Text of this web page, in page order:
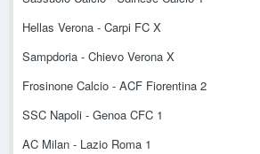
Hellas Verona - Carpi FC X
Sampdoria - Chievo Verona X
Frosinone Calcio - ACF Fiorentina 2
SSC Napoli - Genoa CFC 1
AC Milan - Lazio Roma 1